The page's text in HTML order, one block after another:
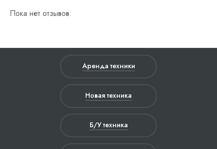
Пока нет отзывов
Аренда техники
Новая техника
Б/У техника